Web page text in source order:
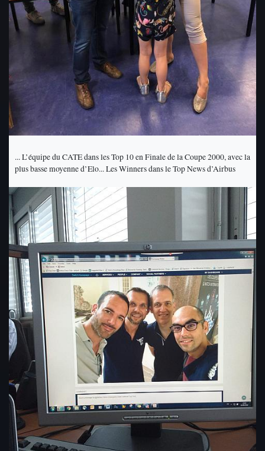
... L’équipe du CATE dans les Top 10 en Finale de la Coupe 2000, avec la
plus basse moyenne d’Elo... Les Winners dans le Top News d’Airbus